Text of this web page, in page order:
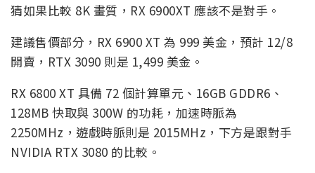
猜如果比較 8K 畫質，RX 6900XT 應該不是對手。
建議售價部分，RX 6900 XT 為 999 美金，預計 12/8
開賣，RTX 3090 則是 1,499 美金。
RX 6800 XT 具備 72 個計算單元、16GB GDDR6、
128MB 快取與 300W 的功耗，加速時脈為
2250MHz，遊戲時脈則是 2015MHz，下方是跟對手
NVIDIA RTX 3080 的比較。